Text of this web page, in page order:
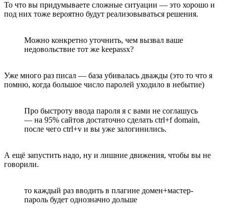
То что вы придумываете сложные ситуации — это хорошо и
под них тоже вероятно будут реализовываться решения.
Можно конкретно уточнить, чем вызвал ваше
недовольствие тот же keepassx?
Уже много раз писал — база убивалась дважды (это то что я
помню, когда большое число паролей уходило в небытие)
Про быстроту ввода пароля я с вами не соглашусь
— на 95% сайтов достаточно сделать ctrl+f domain,
после чего ctrl+v и вы уже залогинились.
А ещё запустить надо, ну и лишние движения, чтобы вы не
говорили.
то каждый раз вводить в плагине домен+мастер-
пароль будет однозначно дольше